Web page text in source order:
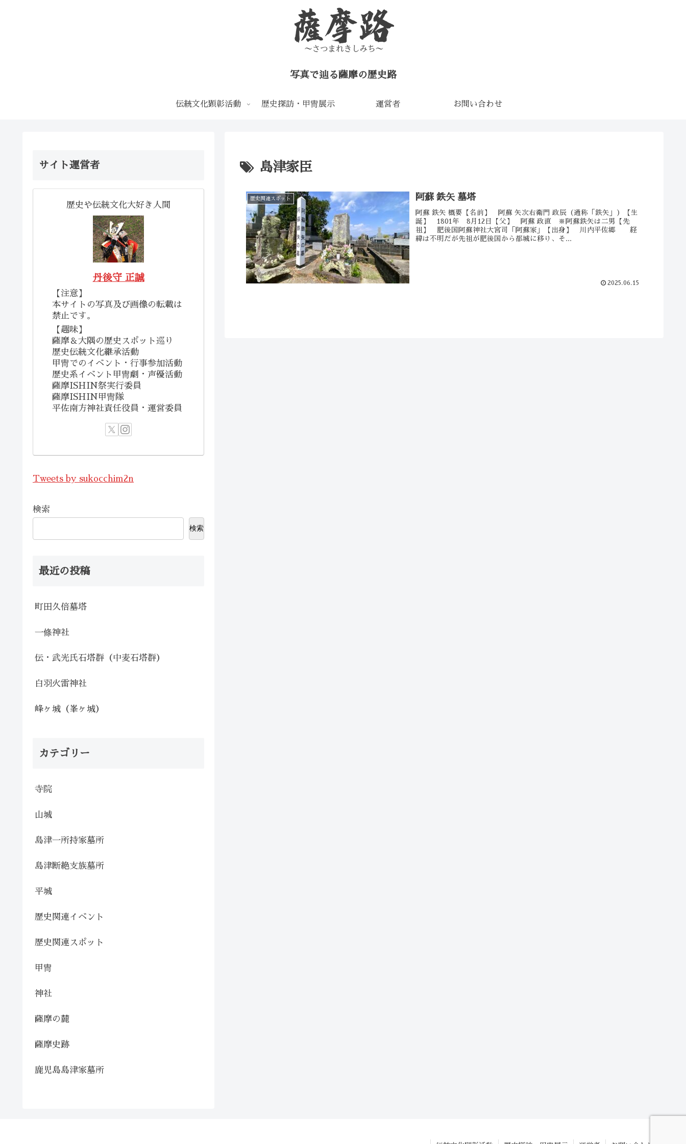
写真で辿る薩摩の歴史路
伝統文化顕彰活動 歴史探訪・甲冑展示 運営者 お問い合わせ
島津家臣
歴史関連スポット 阿蘇 鉄矢 墓塔
阿蘇 鉄矢 概要【名前】 阿蘇 矢次右衛門 政辰（通称「鉄矢」）【生
誕】 1801年 8月12日【父】 阿蘇 政直 ※阿蘇鉄矢は二男【先
祖】 肥後国阿蘇神社大宮司「阿蘇家」【出身】 川内平佐郷 経
緯は不明だが先祖が肥後国から都城に移り、そ...
2025.06.15
サイト運営者
歴史や伝統文化大好き人間
丹後守 正誠
【注意】
本サイトの写真及び画像の転載は
禁止です。
【趣味】
薩摩＆大隅の歴史スポット巡り
歴史伝統文化継承活動
甲冑でのイベント・行事参加活動
歴史系イベント甲冑劇・声優活動
薩摩ISHIN祭実行委員
薩摩ISHIN甲冑隊
平佐南方神社責任役員・運営委員
Tweets by sukocchim2n
検索
検索
最近の投稿
町田久倍墓塔
一條神社
伝・武光氏石塔群（中麦石塔群）
白羽火雷神社
峰ヶ城（峯ヶ城）
カテゴリー
寺院
山城
島津一所持家墓所
島津断絶支族墓所
平城
歴史関連イベント
歴史関連スポット
甲冑
神社
薩摩の麓
薩摩史跡
鹿児島島津家墓所